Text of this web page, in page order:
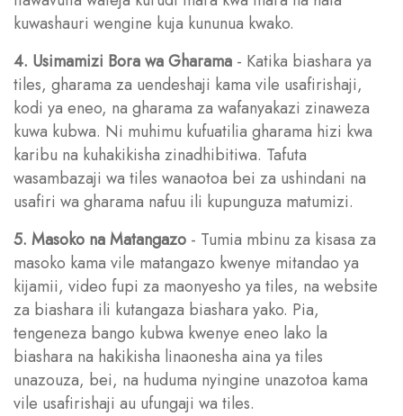
kuwashauri wengine kuja kununua kwako.
4. Usimamizi Bora wa Gharama - Katika biashara ya
tiles, gharama za uendeshaji kama vile usafirishaji,
kodi ya eneo, na gharama za wafanyakazi zinaweza
kuwa kubwa. Ni muhimu kufuatilia gharama hizi kwa
karibu na kuhakikisha zinadhibitiwa. Tafuta
wasambazaji wa tiles wanaotoa bei za ushindani na
usafiri wa gharama nafuu ili kupunguza matumizi.
5. Masoko na Matangazo - Tumia mbinu za kisasa za
masoko kama vile matangazo kwenye mitandao ya
kijamii, video fupi za maonyesho ya tiles, na website
za biashara ili kutangaza biashara yako. Pia,
tengeneza bango kubwa kwenye eneo lako la
biashara na hakikisha linaonesha aina ya tiles
unazouza, bei, na huduma nyingine unazotoa kama
vile usafirishaji au ufungaji wa tiles.